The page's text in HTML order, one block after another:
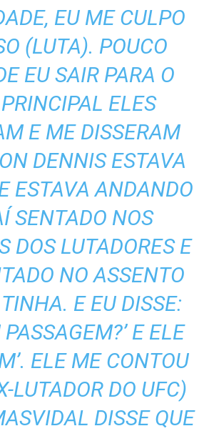
EU ME CULPO
(LUTA). POUCO
EU SAIR PARA O
ELES
E ME DISSERAM
DENNIS ESTAVA
ESTAVA ANDANDO
SENTADO NOS
DOS LUTADORES E
NO ASSENTO
E EU DISSE:
PASSAGEM?’ E ELE
ELE ME CONTOU
LUTADOR DO UFC)
DISSE QUE